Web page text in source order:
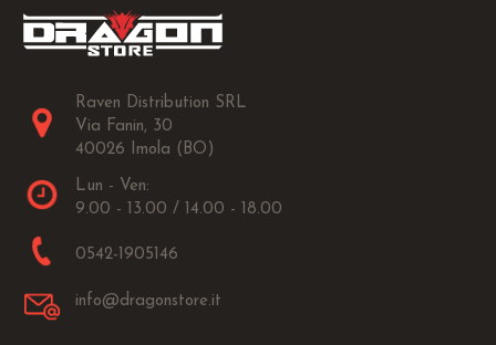
Raven Distribution SRL
Via Fanin, 30
40026 Imola (BO)
Lun - Ven:
9.00 - 13.00 / 14.00 - 18.00
0542-1905146
info@dragonstore.it